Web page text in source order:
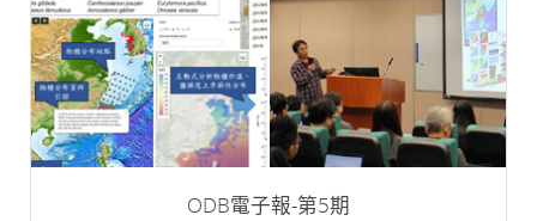
ODB電子報-第5期